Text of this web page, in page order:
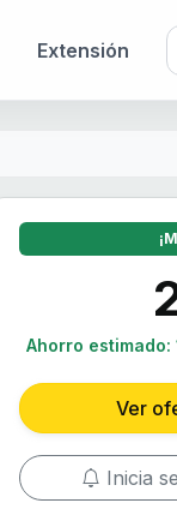
Extensión
Ahorro estimado:
Ver
Inicia